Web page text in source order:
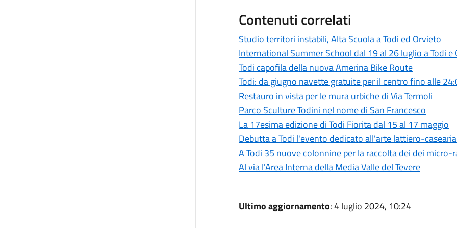
Contenuti correlati
Studio territori instabili, Alta Scuola a Todi ed Orvieto
International Summer School dal 19 al 26 luglio a Todi e
Todi capofila della nuova Amerina Bike Route
Todi: da giugno navette gratuite per il centro fino alle
Restauro in vista per le mura urbiche di Via Termoli
Parco Sculture Todini nel nome di San Francesco
La 17esima edizione di Todi Fiorita dal 15 al 17 maggio
Debutta a Todi l'evento dedicato all'arte lattiero-
A Todi 35 nuove colonnine per la raccolta dei dei micro-
Al via l'Area Interna della Media Valle del Tevere
Ultimo aggiornamento: 4 luglio 2024, 10:24